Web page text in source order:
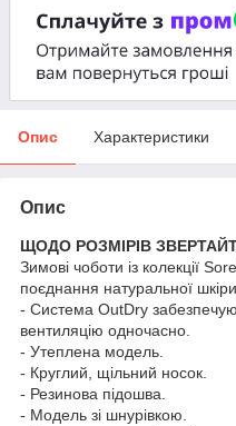
Опис Характеристики
Опис
ЩОДО РОЗМІРІВ
Зимові чоботи із колекції
поєднання натуральної
- Система OutDry
вентиляцію одночасно.
- Утеплена модель.
- Круглий, щільний носок.
- Резинова підошва.
- Модель зі шнурівкою.